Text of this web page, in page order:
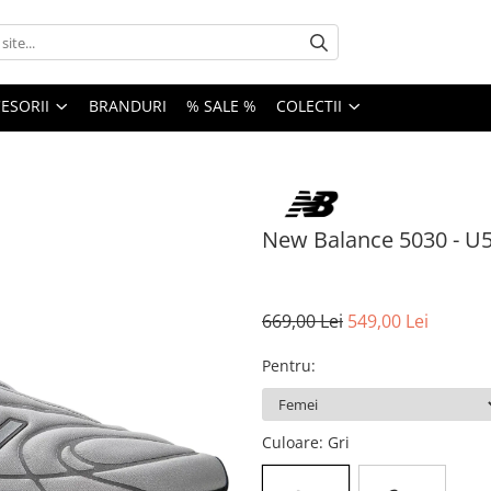
BRANDURI % SALE % COLECTII
New Balance 5030 -
669,00 Lei 549,00 Lei
Pentru:
Culoare: Gri